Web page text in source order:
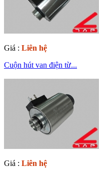
Giá : Liên hệ
Cuộn hút van điện từ...
Giá : Liên hệ